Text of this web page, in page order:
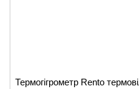
Термогігрометр Rento